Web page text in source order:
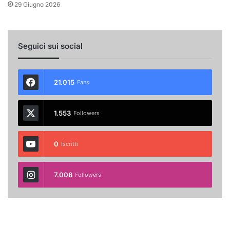
29 Giugno 2026
Seguici sui social
21.015 Fans
1.553 Followers
0 Iscritti
7.008 Followers